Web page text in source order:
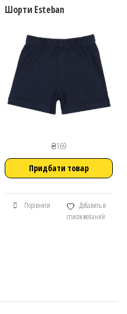
Шорти Esteban
₴169
Придбати товар
Порівняти
Добавить в
список желаний